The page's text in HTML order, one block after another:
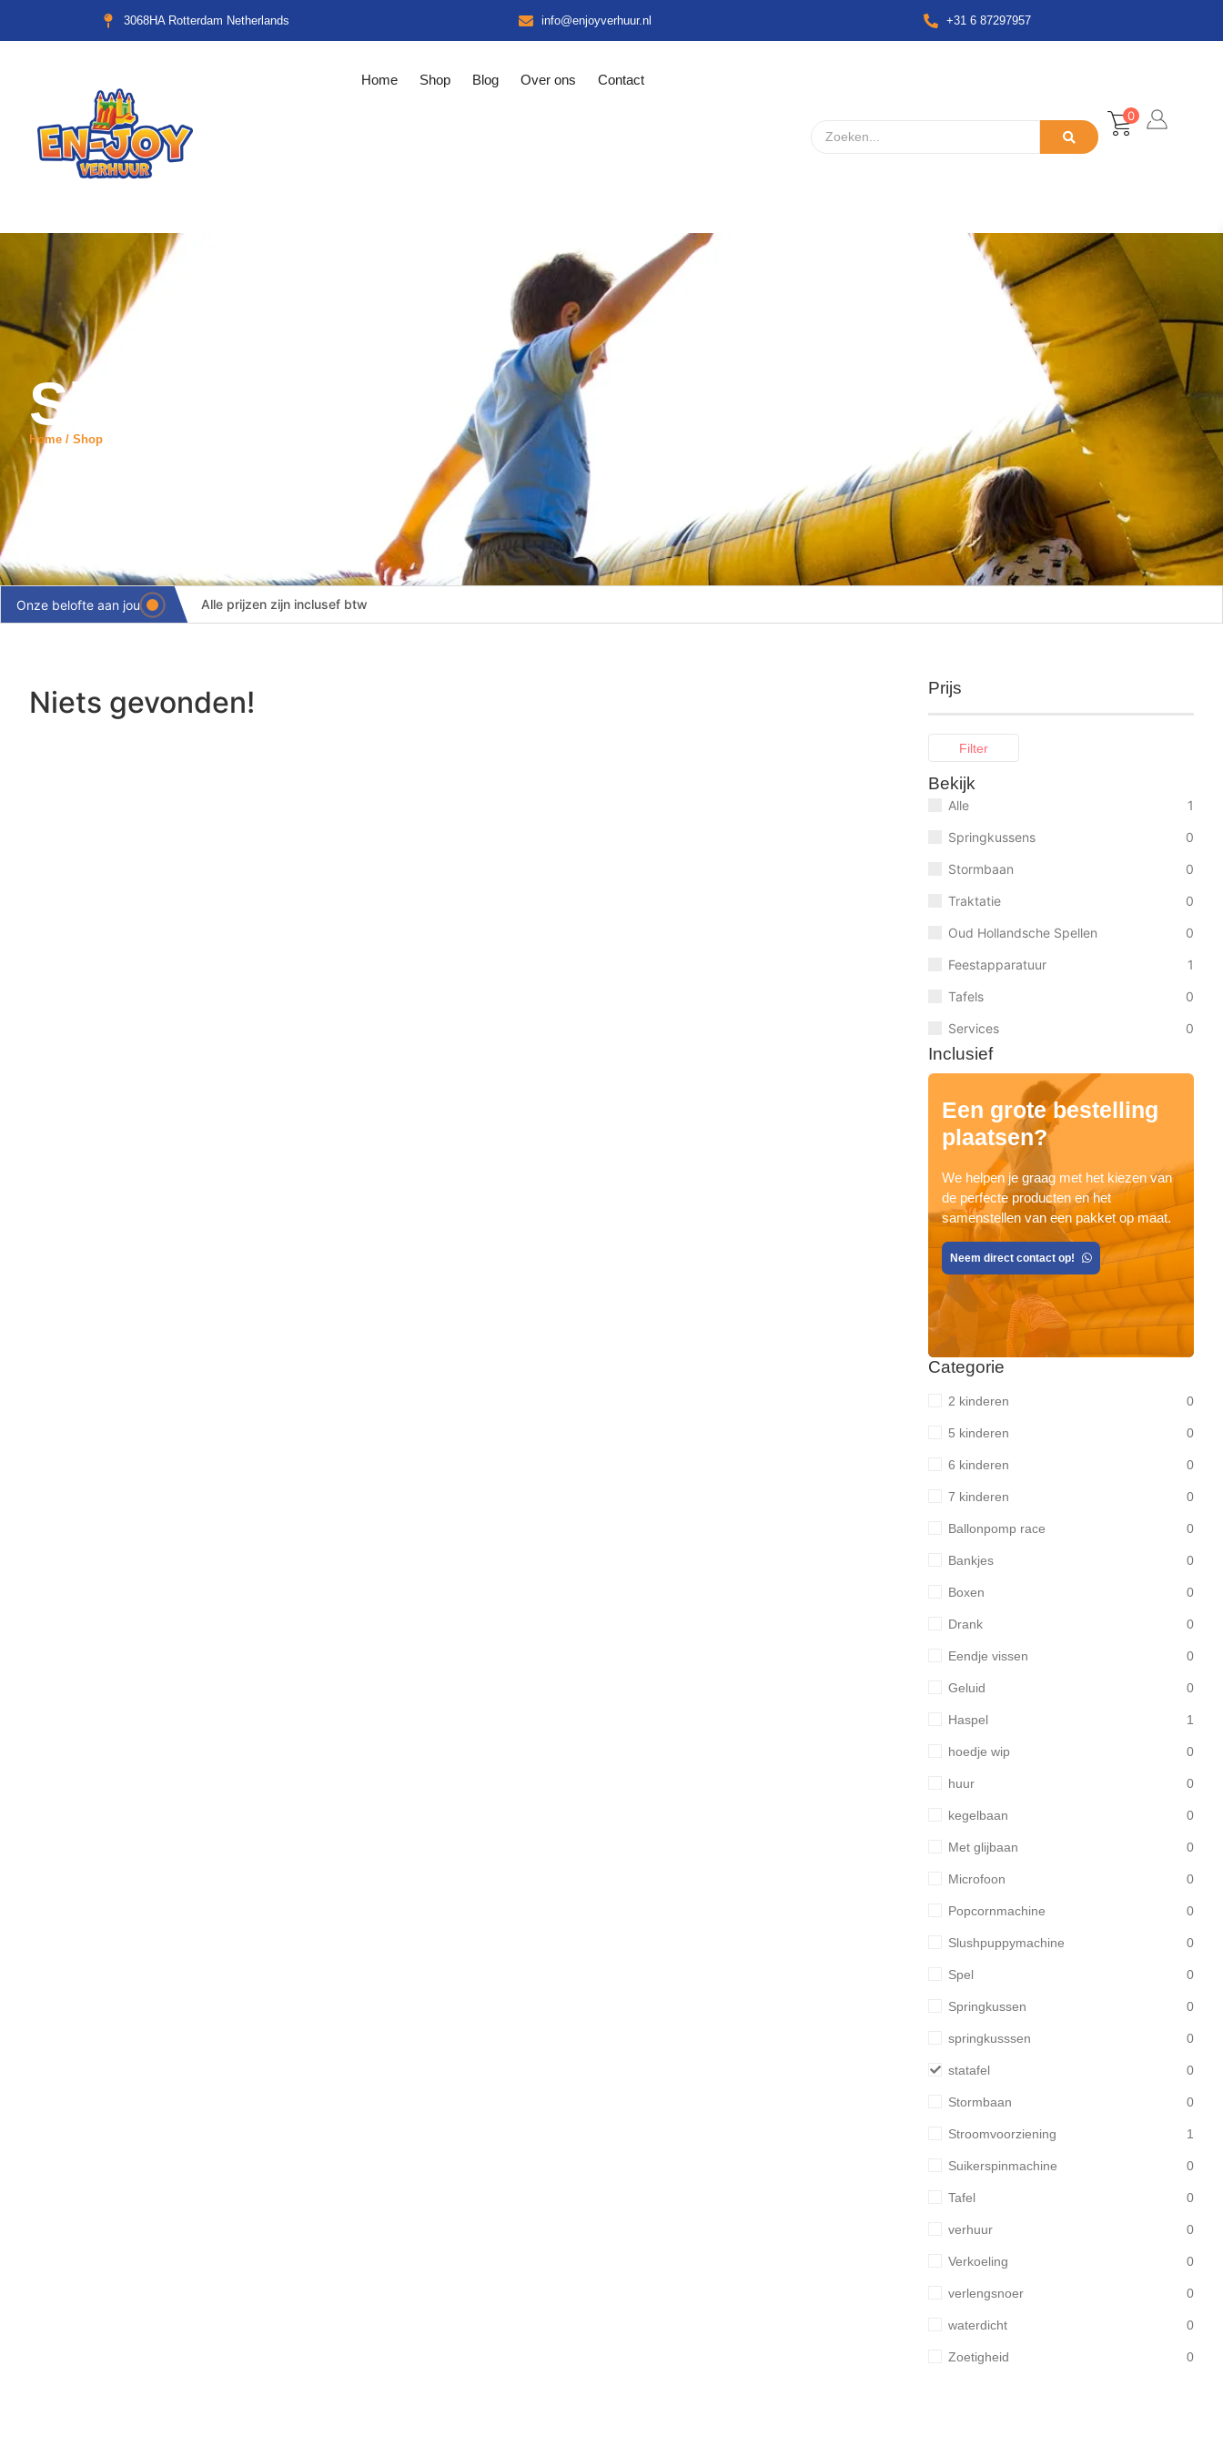
3068HA Rotterdam Netherlands info@enjoyverhuur.nl +31 6 87297957
Home Shop Blog Over ons Contact
0
Shop
Home / Shop
Onze belofte aan jou
Alle prijzen zijn inclusef btw
Niets gevonden!
Bekijk
Alle 1
Springkussens 0
Stormbaan 0
Traktatie 0
Oud Hollandsche Spellen 0
Feestapparatuur 1
Tafels 0
Services 0
Prijs
Filter
Inclusief
Een grote bestelling
plaatsen?
We helpen je graag met het kiezen van
de perfecte producten en het
samenstellen van een pakket op maat.
Neem direct contact op!
Categorie
2 kinderen 0
5 kinderen 0
6 kinderen 0
7 kinderen 0
Ballonpomp race 0
Bankjes 0
Boxen 0
Drank 0
Eendje vissen 0
Geluid 0
Haspel 1
hoedje wip 0
huur 0
kegelbaan 0
Met glijbaan 0
Microfoon 0
Popcornmachine 0
Slushpuppymachine 0
Spel 0
Springkussen 0
springkusssen 0
statafel 0
Stormbaan 0
Stroomvoorziening 1
Suikerspinmachine 0
Tafel 0
verhuur 0
Verkoeling 0
verlengsnoer 0
waterdicht 0
Zoetigheid 0